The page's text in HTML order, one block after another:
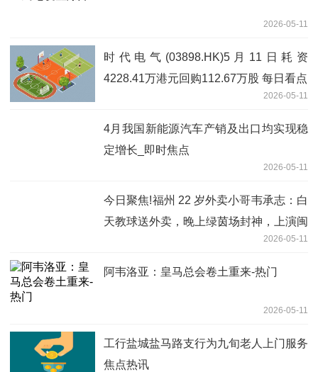
2026-05-11
时代电气(03898.HK)5月11日耗资
4228.41万港元回购112.67万股 每日看点
2026-05-11
4月我国新能源汽车产销及出口均实现稳
定增长_即时焦点
2026-05-11
今日聚焦!福州 22 岁外卖小哥韦承志：白
天教球送外卖，晚上绿茵场封神，上演闽
2026-05-11
阿韦洛亚：皇马总会卷土重来-热门
2026-05-11
工行盐城盐马路支行为九旬老人上门服务
焦点热讯